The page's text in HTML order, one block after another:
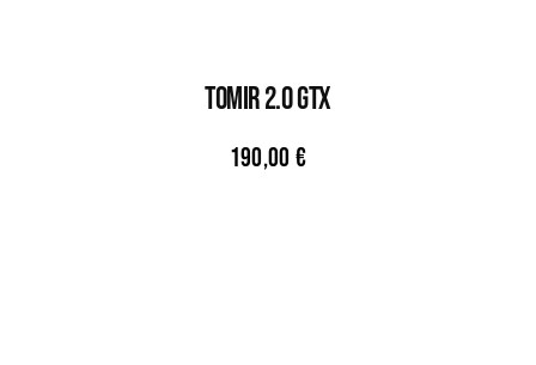
TOMIR 2.0 GTX
190,00 €